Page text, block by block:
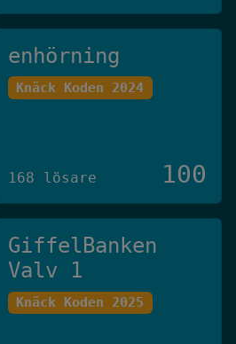
enhörning
Knäck Koden 2024
168 lösare 100
GiffelBanken
Valv 1
Knäck Koden 2025